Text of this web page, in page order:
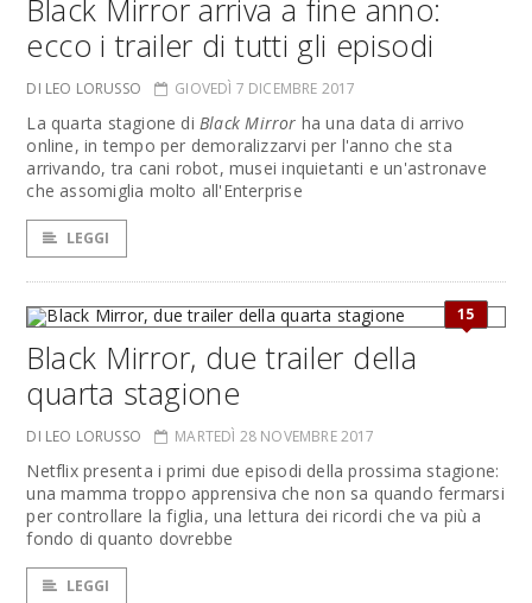
Black Mirror arriva a fine anno:
ecco i trailer di tutti gli episodi
DI LEO LORUSSO GIOVEDÌ 7 DICEMBRE 2017
La quarta stagione diBlack Mirror ha una data di arrivo
online, in tempo per demoralizzarvi per l'anno che sta
arrivando, tra cani robot, musei inquietanti e un'astronave
che assomiglia molto all'Enterprise
LEGGI
15
Black Mirror, due trailer della
quarta stagione
DI LEO LORUSSO MARTEDÌ 28 NOVEMBRE 2017
Netflix presenta i primi due episodi della prossima stagione:
una mamma troppo apprensiva che non sa quando fermarsi
per controllare la figlia, una lettura dei ricordi che va più a
fondo di quanto dovrebbe
LEGGI